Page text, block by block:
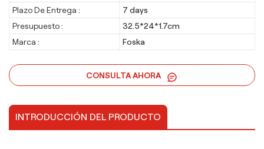
Plazo De Entrega :
7 days
Presupuesto :
32.5*24*1.7cm
Marca :
Foska
CONSULTA AHORA
INTRODUCCIÓN DEL PRODUCTO